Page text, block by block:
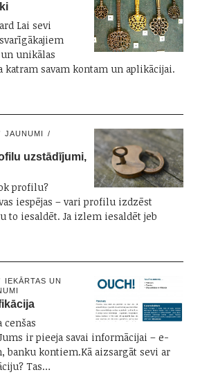
Lai sevi
unikālas
katram savam kontam un aplikācijai.
JAUNUMI
uzstādījumi,
profilu?
iespējas – vari profilu izdzēst
to iesaldēt. Ja izlem iesaldēt jeb
IEKĀRTAS UN
ir pieeja savai informācijai – e-
banku kontiem.Kā aizsargāt sevi ar
Tas…